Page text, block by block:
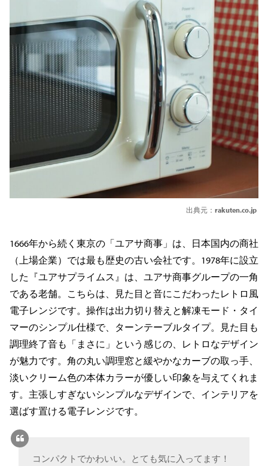
出典元： rakuten.co.jp
1666年から続く東京の「ユアサ商事」は、日本国内の商社
（上場企業）では最も歴史の古い会社です。1978年に設立
した『ユアサプライムス』は、ユアサ商事グループの一角
である老舗。こちらは、見た目と音にこだわったレトロ風
電子レンジです。操作は出力切り替えと解凍モード・タイ
マーのシンプル仕様で、ターンテーブルタイプ。見た目も
調理終了音も「まさに」という感じの、レトロなデザイン
が魅力です。角の丸い調理窓と緩やかなカーブの取っ手、
淡いクリーム色の本体カラーが優しい印象を与えてくれま
す。主張しすぎないシンプルなデザインで、インテリアを
選ばす置ける電子レンジです。
コンパクトでかわいい。とても気に入ってます！